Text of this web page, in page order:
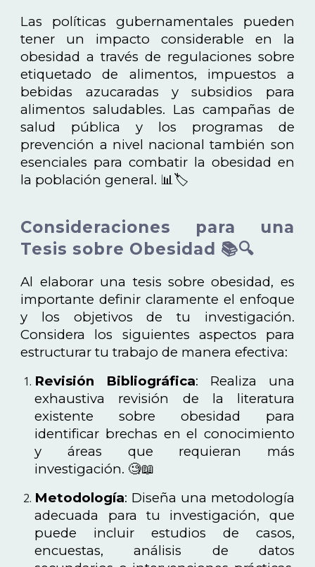
Las políticas gubernamentales pueden
tener un impacto considerable en la
obesidad a través de regulaciones sobre
etiquetado de alimentos, impuestos a
bebidas azucaradas y subsidios para
alimentos saludables. Las campañas de
salud pública y los programas de
prevención a nivel nacional también son
esenciales para combatir la obesidad en
la población general. 📊🏷️
Consideraciones para una
Tesis sobre Obesidad 📚🔍
Al elaborar una tesis sobre obesidad, es
importante definir claramente el enfoque
y los objetivos de tu investigación.
Considera los siguientes aspectos para
estructurar tu trabajo de manera efectiva:
Revisión Bibliográfica: Realiza una
exhaustiva revisión de la literatura
existente sobre obesidad para
identificar brechas en el conocimiento
y áreas que requieran más
investigación. 🧐📖
Metodología: Diseña una metodología
adecuada para tu investigación, que
puede incluir estudios de casos,
encuestas, análisis de datos